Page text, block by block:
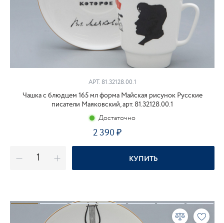
АРТ. 81.32128.00.1
Чашка с блюдцем 165 мл форма Майская рисунок Русские
писатели Маяковский, арт. 81.32128.00.1
Достаточно
2 390₽
КУПИТЬ